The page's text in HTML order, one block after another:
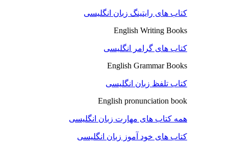
کتاب های رایتینگ زبان انگلیسی
English Writing Books
کتاب های گرامر انگلیسی
English Grammar Books
کتاب تلفظ زبان انگلیسی
English pronunciation book
همه کتاب های مهارت زبان انگلیسی
کتاب های خود آموز زبان انگلیسی